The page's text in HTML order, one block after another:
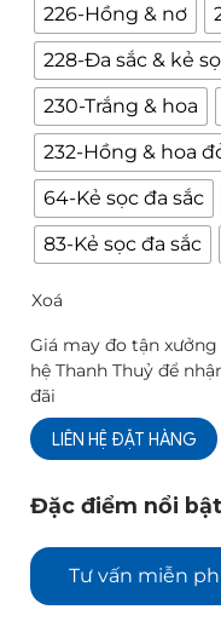
226-Hồng & nơ
228-Đa sắc & kẻ
230-Trắng & hoa
232-Hồng & hoa
64-Kẻ sọc đa sắc
83-Kẻ sọc đa sắc
Xoá
Giá may đo tận
hệ Thanh Thuỷ để
đãi
LIÊN HỆ ĐẶT HÀNG
Đặc điểm nổi bật
Tư vấn miễn